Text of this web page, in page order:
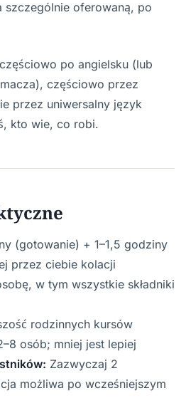
oferowaną, po
po angielsku (lub
częściowo przez
przez uniwersalny język
kto wie, co robi.
(gotowanie) + 1–1,5 godziny
przez ciebie kolacji
w tym wszystkie składniki
rodzinnych kursów
osób; mniej jest lepiej
Zazwyczaj 2
możliwa po wcześniejszym